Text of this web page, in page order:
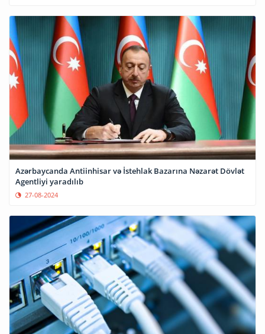
Azərbaycanda Antiinhisar və İstehlak Bazarına Nəzarət Dövlət
Agentliyi yaradılıb
27-08-2024